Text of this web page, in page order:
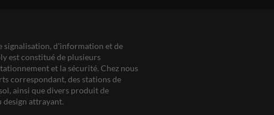
signalisation, d'information et de
est constitué de plusieurs
et la sécurité. Chez nous
correspondant, des stations de
ainsi que divers produit de
attrayant.